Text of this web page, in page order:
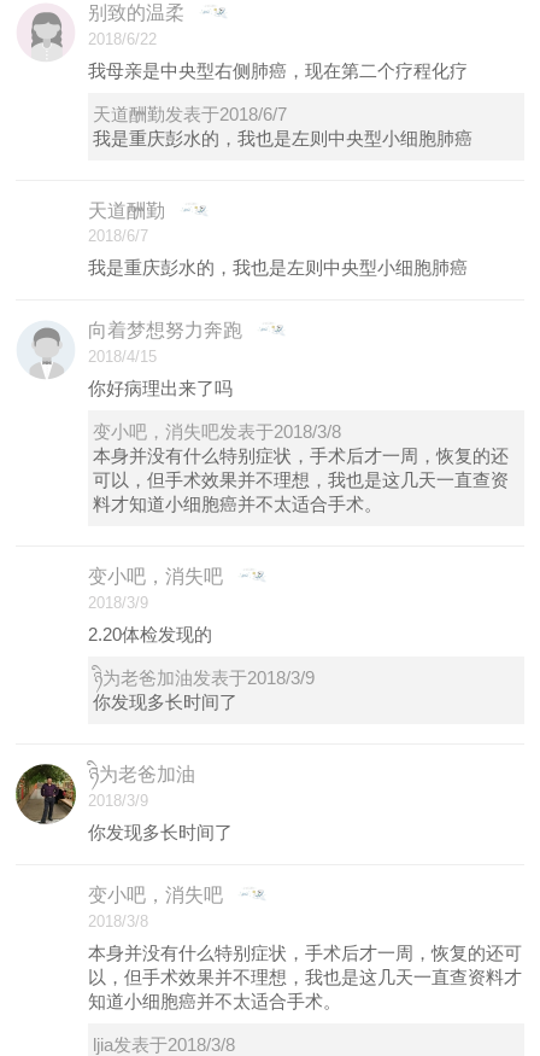
别致的温柔
2018/6/22
我母亲是中央型右侧肺癌，现在第二个疗程化疗
天道酬勤发表于2018/6/7
我是重庆彭水的，我也是左则中央型小细胞肺癌
天道酬勤
2018/6/7
我是重庆彭水的，我也是左则中央型小细胞肺癌
向着梦想努力奔跑
2018/4/15
你好病理出来了吗
变小吧，消失吧发表于2018/3/8
本身并没有什么特别症状，手术后才一周，恢复的还
可以，但手术效果并不理想，我也是这几天一直查资
料才知道小细胞癌并不太适合手术。
变小吧，消失吧
2018/3/9
2.20体检发现的
ཉི为老爸加油发表于2018/3/9
你发现多长时间了
ཉི为老爸加油
2018/3/9
你发现多长时间了
变小吧，消失吧
2018/3/8
本身并没有什么特别症状，手术后才一周，恢复的还可
以，但手术效果并不理想，我也是这几天一直查资料才
知道小细胞癌并不太适合手术。
ljia发表于2018/3/8